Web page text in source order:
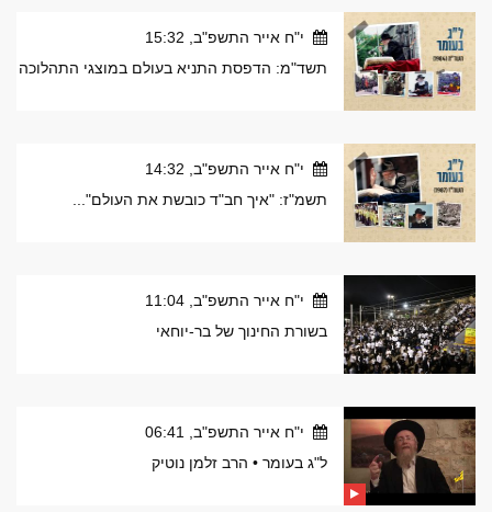
י"ח אייר התשפ"ב, 15:32
תשד"מ: הדפסת התניא בעולם במוצגי התהלוכה
י"ח אייר התשפ"ב, 14:32
תשמ"ז: "איך חב"ד כובשת את העולם"...
י"ח אייר התשפ"ב, 11:04
בשורת החינוך של בר-יוחאי
י"ח אייר התשפ"ב, 06:41
ל"ג בעומר • הרב זלמן נוטיק